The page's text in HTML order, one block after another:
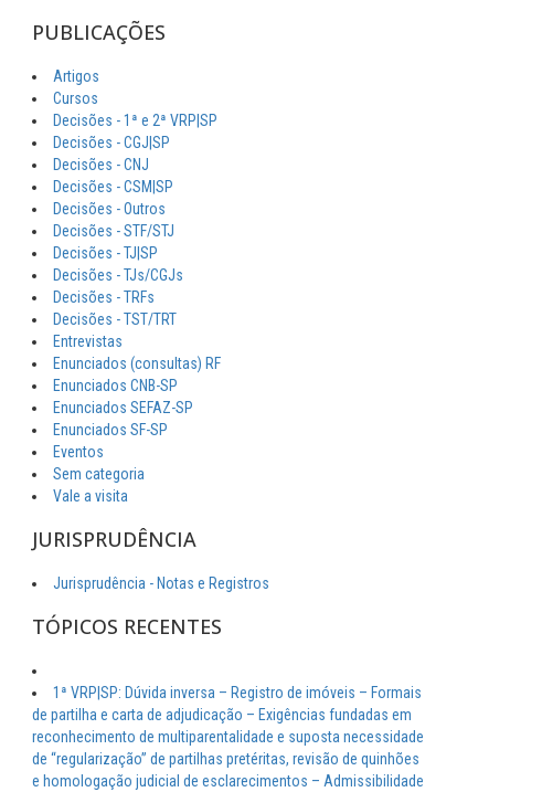
PUBLICAÇÕES
Artigos
Cursos
Decisões - 1ª e 2ª VRP|SP
Decisões - CGJ|SP
Decisões - CNJ
Decisões - CSM|SP
Decisões - Outros
Decisões - STF/STJ
Decisões - TJ|SP
Decisões - TJs/CGJs
Decisões - TRFs
Decisões - TST/TRT
Entrevistas
Enunciados (consultas) RF
Enunciados CNB-SP
Enunciados SEFAZ-SP
Enunciados SF-SP
Eventos
Sem categoria
Vale a visita
JURISPRUDÊNCIA
Jurisprudência - Notas e Registros
TÓPICOS RECENTES
1ª VRP|SP: Dúvida inversa – Registro de imóveis – Formais
de partilha e carta de adjudicação – Exigências fundadas em
reconhecimento de multiparentalidade e suposta necessidade
de “regularização” de partilhas pretéritas, revisão de quinhões
e homologação judicial de esclarecimentos – Admissibilidade